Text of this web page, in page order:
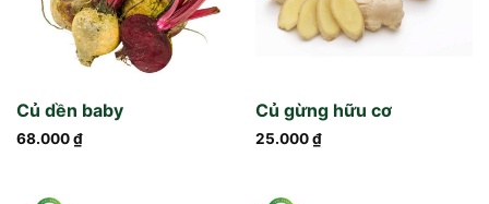
Củ dền baby
68.000₫
Củ gừng hữu cơ
25.000₫